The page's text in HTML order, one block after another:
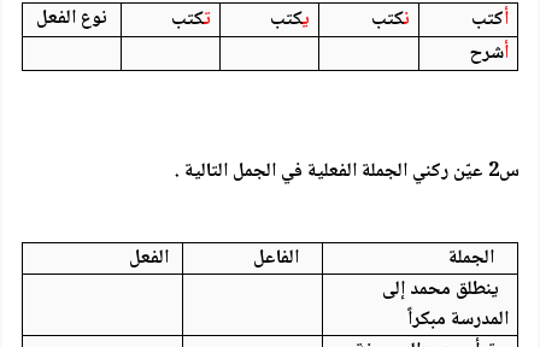
أكتب نكتب يكتب تكتب
نوع الفعل
أشرح
س2 عيّن ركني الجملة الفعلية في الجمل التالية .
الجملة الفاعل
الفعل
ينطلق محمد إلى
المدرسة مبكراً